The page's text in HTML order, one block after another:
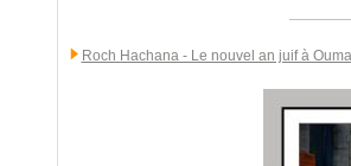
Roch Hachana - Le nouvel an juif à